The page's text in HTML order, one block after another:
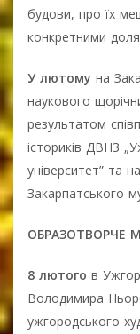
будови, про їх
конкретними
У лютому на
наукового
результатом
істориків ДВНЗ
університет” та
Закарпатського
ОБРАЗОТВОРЧЕ
8 лютого в
Володимира
ужгородського